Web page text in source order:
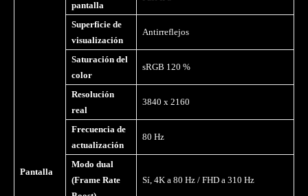
Pantalla
pantalla
Superficie de
visualización
Antirreflejos
Saturación del
color
sRGB 120 %
Resolución
real
3840 x 2160
Frecuencia de
actualización
80 Hz
Modo dual
(Frame Rate
Sí, 4K a 80 Hz / FHD a 310 Hz